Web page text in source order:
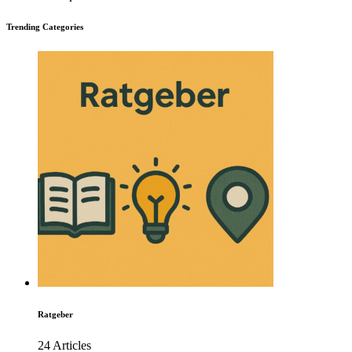
Trending Categories
Ratgeber
24 Articles